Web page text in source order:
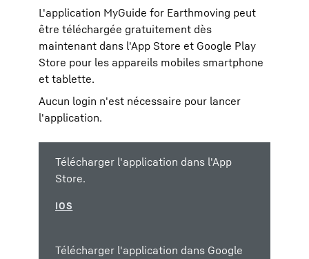
L'application MyGuide for Earthmoving peut
être téléchargée gratuitement dès
maintenant dans l'App Store et Google Play
Store pour les appareils mobiles smartphone
et tablette.
Aucun login n'est nécessaire pour lancer
l'application.
Télécharger l'application dans l'App
Store.
Télécharger l'application dans Google